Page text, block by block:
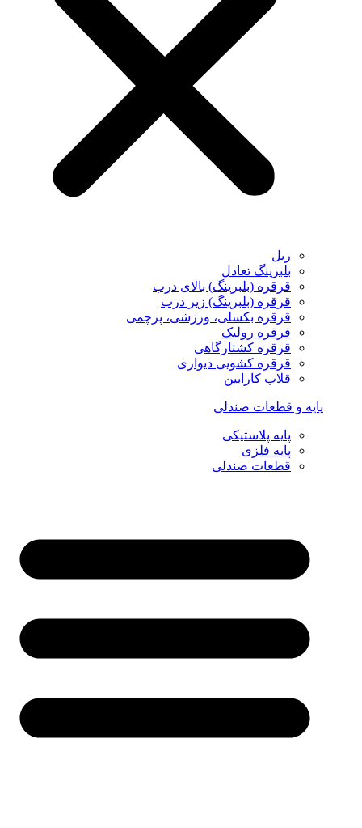
ریل
بلبرینگ تعادل
قرقره (بلبرینگ) بالای درب
قرقره (بلبرینگ) زیر درب
قرقره بکسلی، ورزشی، پرچمی
قرقره رولیک
قرقره کشتارگاهی
قرقره کشویی دیواری
قلاب کارابین
پایه و قطعات صندلی
پایه پلاستیکی
پایه فلزی
قطعات صندلی